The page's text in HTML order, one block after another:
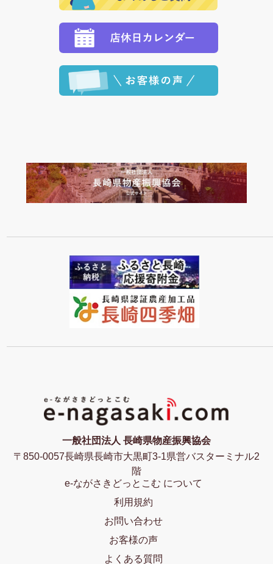
ます。 （到着日指定をされている場合は、ご指定の日
程に合わせてお届けいたします。）
一般社団法人 長崎県物産振興協会
〒850-0057長崎県長崎市大黒町3-1県営バスターミナル2
階
e-ながさきどっとこむ について
利用規約
お問い合わせ
お客様の声
よくある質問